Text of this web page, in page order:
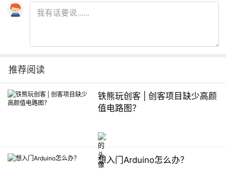
推荐阅读
铁熊玩创客 | 创客项目缺少高颜
值电路图？
想入门Arduino怎么办？